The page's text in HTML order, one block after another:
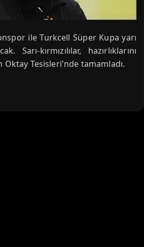
ile Turkcell Süper Kupa yarı
Sarı-kırmızılılar, hazırlıklarını
Tesisleri'nde tamamladı.